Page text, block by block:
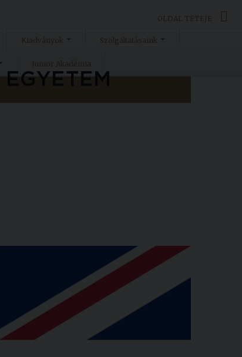
Kiadványok Szolgáltatásaink
Junior Akadémia
OLDAL TETEJE